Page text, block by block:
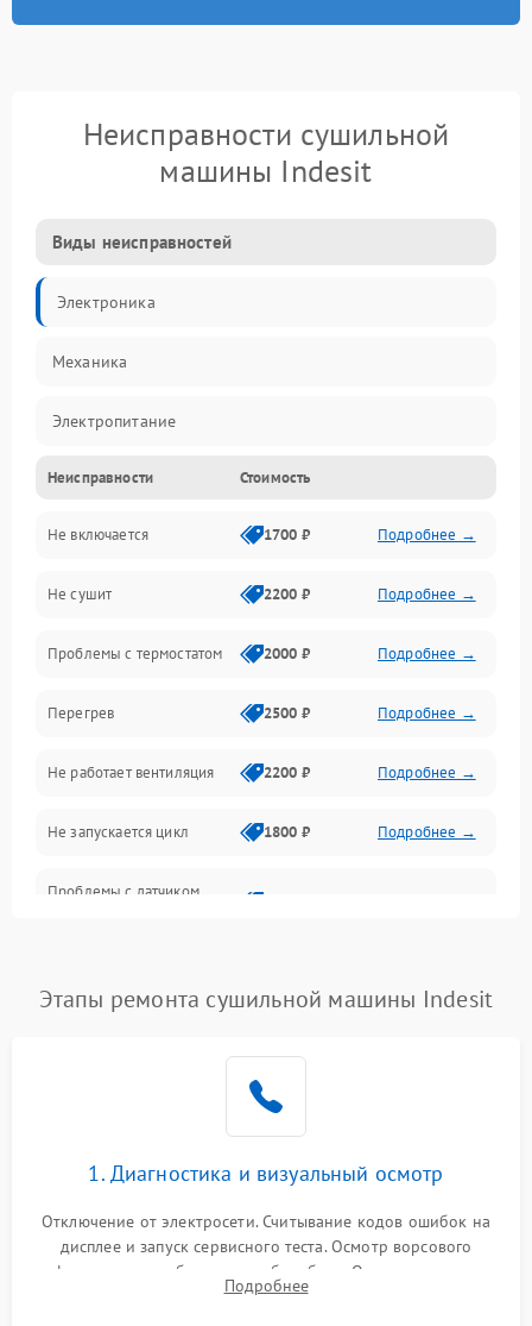
Неисправности сушильной
машины Indesit
Виды неисправностей
Электроника
Механика
Электропитание
Нагрев
Механические повреждения
Оптика
Программное обеспечение
Датчики
Безопасность
Неисправности Стоимость
Не включается 1700 ₽ Подробнее →
Не сушит 2200 ₽ Подробнее →
Проблемы с термостатом 2000 ₽ Подробнее →
Перегрев 2500 ₽ Подробнее →
Не работает вентиляция 2200 ₽ Подробнее →
Не запускается цикл 1800 ₽ Подробнее →
Проблемы с датчиком
1500 ₽
Зависает программа 1500 ₽ Подробнее →
Ошибка на дисплее 1290 ₽ Подробнее →
Этапы ремонта сушильной машины Indesit
1. Диагностика и визуальный осмотр
Отключение от электросети. Считывание кодов ошибок на
дисплее и запуск сервисного теста. Осмотр ворсового
фильтра, теплообменника и барабана. Опрос клиента о
неисправностях (не сушит, не крутит барабан, сильно шумит
Подробнее